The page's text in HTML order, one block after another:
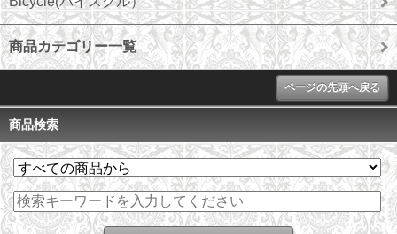
商品カテゴリー一覧
ページの先頭へ戻る
商品検索